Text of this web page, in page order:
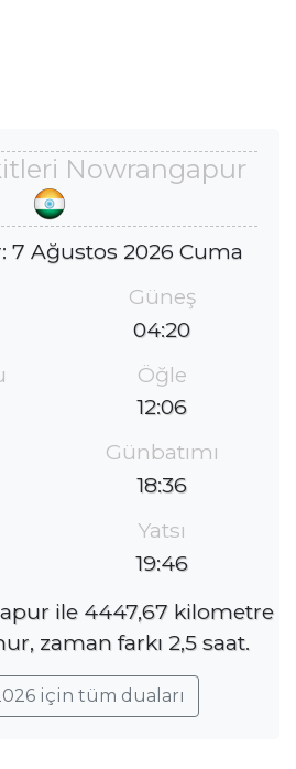
Nowrangapur
7 Ağustos 2026 Cuma
Güneş
04:20
Öğle
12:06
Günbatımı
18:36
Yatsı
19:46
ile 4447,67 kilometre
zaman farkı 2,5 saat.
için tüm duaları